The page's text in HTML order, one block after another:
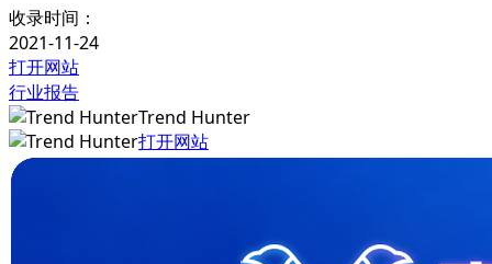
收录时间：
2021-11-24
打开网站
行业报告
Trend Hunter
打开网站